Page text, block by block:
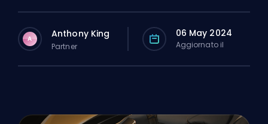
A Anthony King
Partner
06 May 2024
Aggiornato il